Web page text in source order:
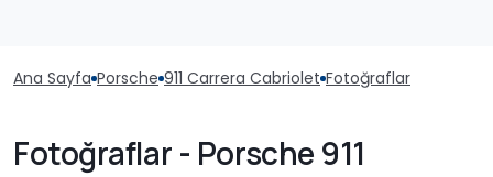
Ana Sayfa Porsche 911 Carrera Cabriolet Fotoğraflar
Fotoğraflar - Porsche 911